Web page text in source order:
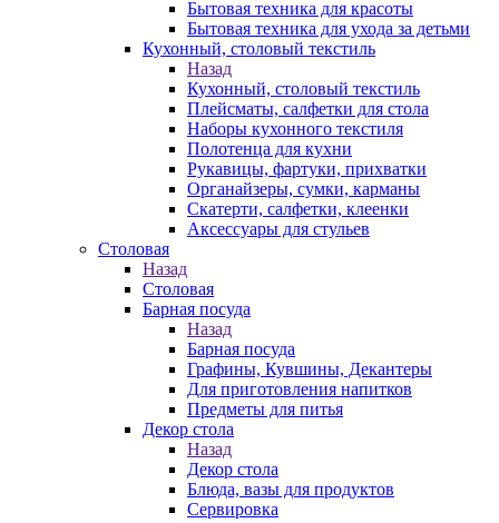
Бытовая техника для красоты
Бытовая техника для ухода за детьми
Кухонный, столовый текстиль
Назад
Кухонный, столовый текстиль
Плейсматы, салфетки для стола
Наборы кухонного текстиля
Полотенца для кухни
Рукавицы, фартуки, прихватки
Органайзеры, сумки, карманы
Скатерти, салфетки, клеенки
Аксессуары для стульев
Столовая
Назад
Столовая
Барная посуда
Назад
Барная посуда
Графины, Кувшины, Декантеры
Для приготовления напитков
Предметы для питья
Декор стола
Назад
Декор стола
Блюда, вазы для продуктов
Сервировка